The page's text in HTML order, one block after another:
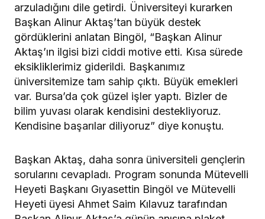
arzuladığını dile getirdi. Üniversiteyi kurarken
Başkan Alinur Aktaş’tan büyük destek
gördüklerini anlatan Bingöl, “Başkan Alinur
Aktaş’ın ilgisi bizi ciddi motive etti. Kısa sürede
eksikliklerimiz giderildi. Başkanımız
üniversitemize tam sahip çıktı. Büyük emekleri
var. Bursa’da çok güzel işler yaptı. Bizler de
bilim yuvası olarak kendisini destekliyoruz.
Kendisine başarılar diliyoruz” diye konuştu.
Başkan Aktaş, daha sonra üniversiteli gençlerin
sorularını cevapladı. Program sonunda Mütevelli
Heyeti Başkanı Gıyasettin Bingöl ve Mütevelli
Heyeti üyesi Ahmet Saim Kılavuz tarafından